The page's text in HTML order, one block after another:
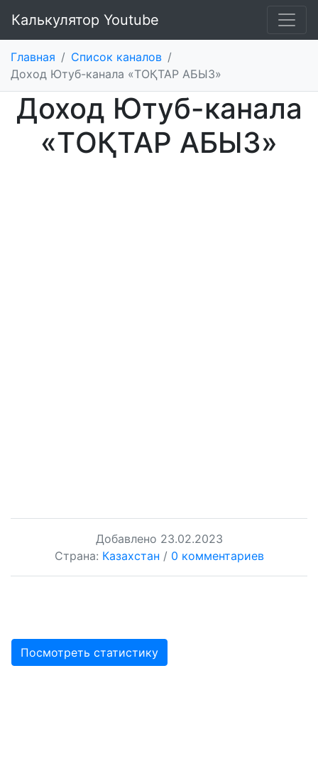
Калькулятор Youtube
Главная / Список каналов /
Доход Ютуб-канала «TОҚТАР АБЫЗ»
Доход Ютуб-канала
«TОҚТАР АБЫЗ»
Добавлено 23.02.2023
Страна: Казахстан / 0 комментариев
Посмотреть статистику